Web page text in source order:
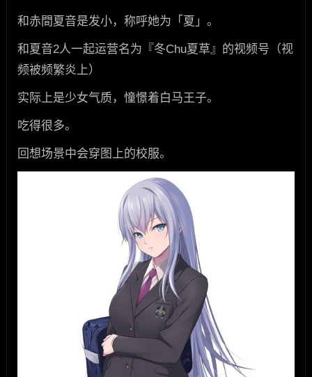
和赤間夏音是发小，称呼她为「夏」。
和夏音2人一起运营名为『冬Chu夏草』的视频号（视
频被频繁炎上）
实际上是少女气质，憧憬着白马王子。
吃得很多。
回想场景中会穿图上的校服。